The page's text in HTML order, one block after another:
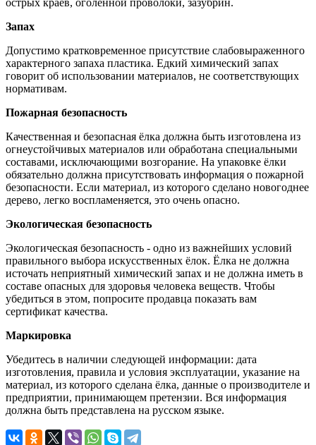
острых краёв, оголённой проволоки, зазубрин.
Запах
Допустимо кратковременное присутствие слабовыраженного
характерного запаха пластика. Едкий химический запах
говорит об использовании материалов, не соответствующих
нормативам.
Пожарная безопасность
Качественная и безопасная ёлка должна быть изготовлена из
огнеустойчивых материалов или обработана специальными
составами, исключающими возгорание. На упаковке ёлки
обязательно должна присутствовать информация о пожарной
безопасности. Если материал, из которого сделано новогоднее
дерево, легко воспламеняется, это очень опасно.
Экологическая безопасность
Экологическая безопасность - одно из важнейших условий
правильного выбора искусственных ёлок. Ёлка не должна
источать неприятный химический запах и не должна иметь в
составе опасных для здоровья человека веществ. Чтобы
убедиться в этом, попросите продавца показать вам
сертификат качества.
Маркировка
Убедитесь в наличии следующей информации: дата
изготовления, правила и условия эксплуатации, указание на
материал, из которого сделана ёлка, данные о производителе и
предприятии, принимающем претензии. Вся информация
должна быть представлена на русском языке.